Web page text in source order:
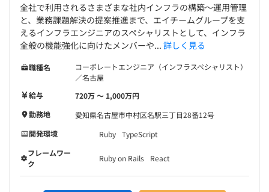
全社で利用されるさまざまな社内インフラの構築〜運用管理
と、業務課題解決の提案推進まで、エイチームグループを支
えるインフラエンジニアのスペシャリストとして、インフラ
全般の機能強化に向けたメンバーや... 詳しく見る
職種名
コーポレートエンジニア（インフラスペシャリスト）
／名古屋
給与
720万 〜 1,000万円
勤務地
愛知県名古屋市中村区名駅三丁目28番12号
開発環境
Ruby TypeScript
フレームワー
ク
Ruby on Rails React